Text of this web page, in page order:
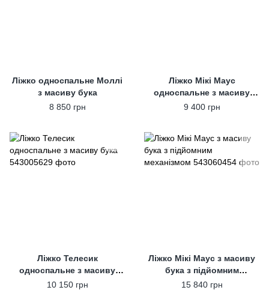
Ліжко односпальне Моллі
з масиву бука
8 850 грн
Ліжко Мікі Маус
односпальне з масиву
бука
9 400 грн
Ліжко Телесик
односпальне з масиву
бука
10 150 грн
Ліжко Мікі Маус з масиву
бука з підйомним
механізмом
15 840 грн